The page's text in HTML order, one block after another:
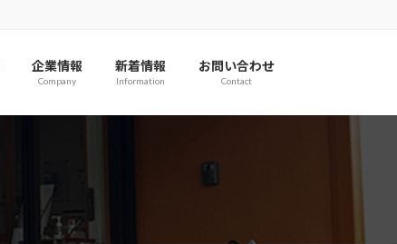
企業情報
Company
新着情報
Information
お問い合わせ
Contact